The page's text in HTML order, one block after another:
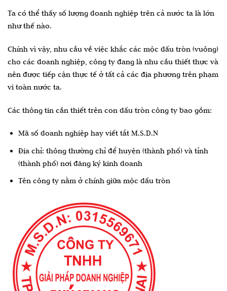
Ta có thể thấy số lượng doanh nghiệp trên cả nước ta là lớn
như thế nào.
Chính vì vậy, nhu cầu về việc khắc các mộc dấu tròn (vuông)
cho các doanh nghiệp, công ty đang là nhu cầu thiết thực và
nên được tiếp cận thực tế ở tất cả các địa phương trên phạm
vi toàn nước ta.
Các thông tin cần thiết trên con dấu tròn công ty bao gồm:
Mã số doanh nghiệp hay viết tắt M.S.D.N
Địa chỉ: thông thường chỉ để huyện (thành phố) và tỉnh
(thành phố) nơi đăng ký kinh doanh
Tên công ty nằm ở chính giữa mộc dấu tròn